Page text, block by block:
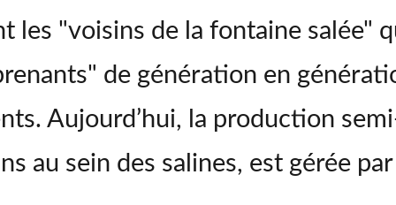
les "voisins de la fontaine salée"
de génération en
Aujourd’hui, la production
au sein des salines, est gérée